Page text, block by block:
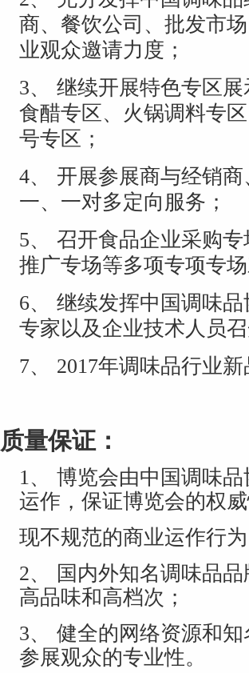
商、餐饮公司、批发市
业观众邀请力度；
3、
继续开展特色专区
食醋专区、火锅调料专
号专区；
4、
开展参展商与经销
一、一对多定向服务；
5、
召开食品企业采购
推广专场等多项专项专场
6、
继续发挥中国调味
专家以及企业技术人员
7、
2017年调味品行业
质量保证：
1、
博览会由中国调味
运作，保证博览会的权
现不规范的商业运作行为
2、
国内外知名调味品
高品味和高档次；
3、
健全的网络资源和
参展观众的专业性。